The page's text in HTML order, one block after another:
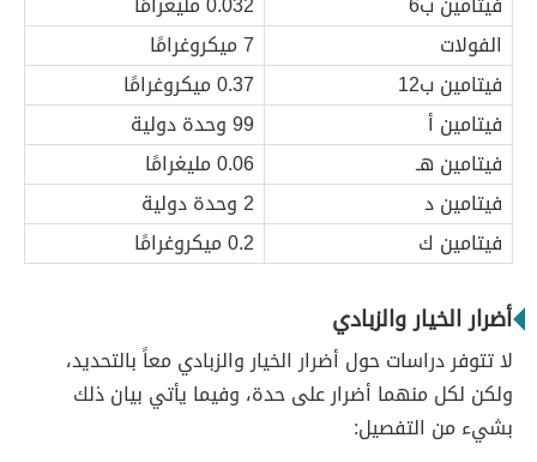
الفولات
7 ميكروغرامًا
فيتامين ب12
0.37 ميكروغرامًا
فيتامين أ
99 وحدة دولية
فيتامين هـ
0.06 مليغرامًا
فيتامين د
2 وحدة دولية
فيتامين ك
0.2 ميكروغرامًا
أضرار الخيار والزبادي
لا تتوفر دراسات حول أضرار الخيار والزبادي معاً بالتحديد،
ولكن لكل منهما أضرار على حدة، وفيما يأتي بيان ذلك
بشيء من التفصيل: